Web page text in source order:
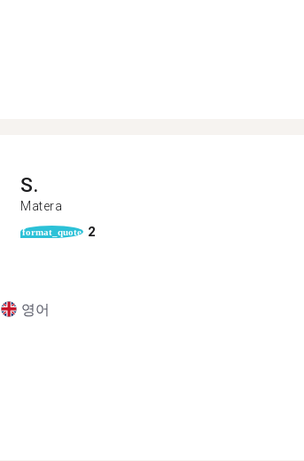
S.
Matera
format_quote 2
영어